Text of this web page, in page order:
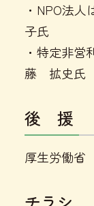
・NPO法
子氏
・特定非
藤 拡史氏
後 援
厚生労働省